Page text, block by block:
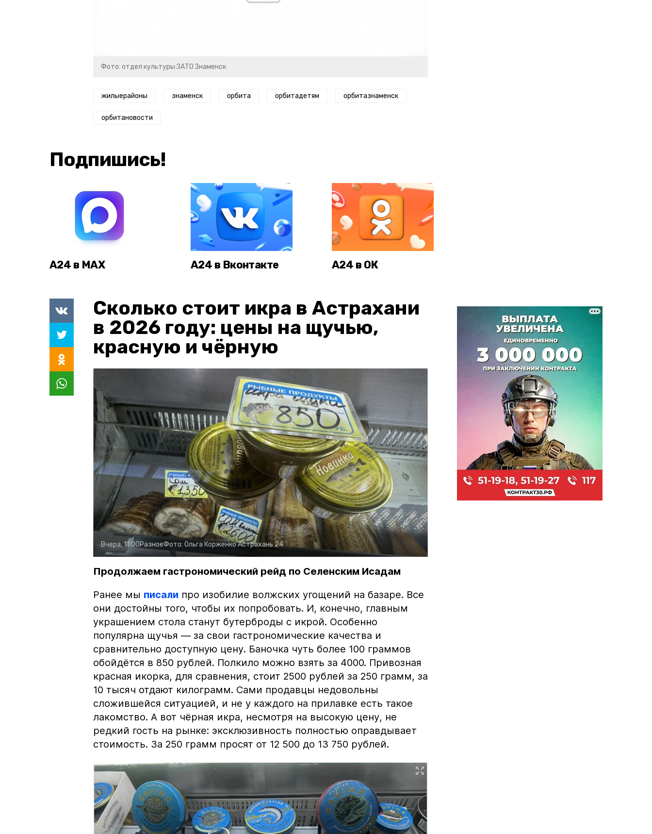
Фото: отдел культуры ЗАТО Знаменск
жилыерайоны знаменск орбита орбитадетям орбитазнаменск
орбитановости
Подпишись!
А24 в MAX А24 в Вконтакте А24 в ОК
Сколько стоит икра в Астрахани
в 2026 году: цены на щучью,
красную и чёрную
Вчера, 11:00РазноеФото: Ольга КорженкоАстрахань 24
Продолжаем гастрономический рейд по Селенским Исадам
Ранее мы писали про изобилие волжских угощений на базаре. Все
они достойны того, чтобы их попробовать. И, конечно, главным
украшением стола станут бутерброды с икрой. Особенно
популярна щучья — за свои гастрономические качества и
сравнительно доступную цену. Баночка чуть более 100 граммов
обойдётся в 850 рублей. Полкило можно взять за 4000. Привозная
красная икорка, для сравнения, стоит 2500 рублей за 250 грамм, за
10 тысяч отдают килограмм. Сами продавцы недовольны
сложившейся ситуацией, и не у каждого на прилавке есть такое
лакомство. А вот чёрная икра, несмотря на высокую цену, не
редкий гость на рынке: эксклюзивность полностью оправдывает
стоимость. За 250 грамм просят от 12 500 до 13 750 рублей.